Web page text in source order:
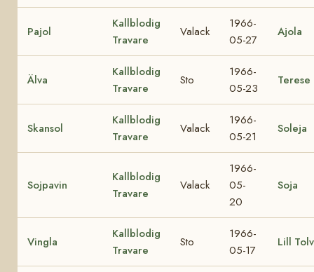
Pajol
Kallblodig
Travare
Valack
1966-
05-27
Ajola
Älva
Kallblodig
Travare
Sto
1966-
05-23
Terese
Skansol
Kallblodig
Travare
Valack
1966-
05-21
Soleja
Sojpavin
Kallblodig
Travare
Valack
1966-
05-
20
Soja
Vingla
Kallblodig
Travare
Sto
1966-
05-17
Lill